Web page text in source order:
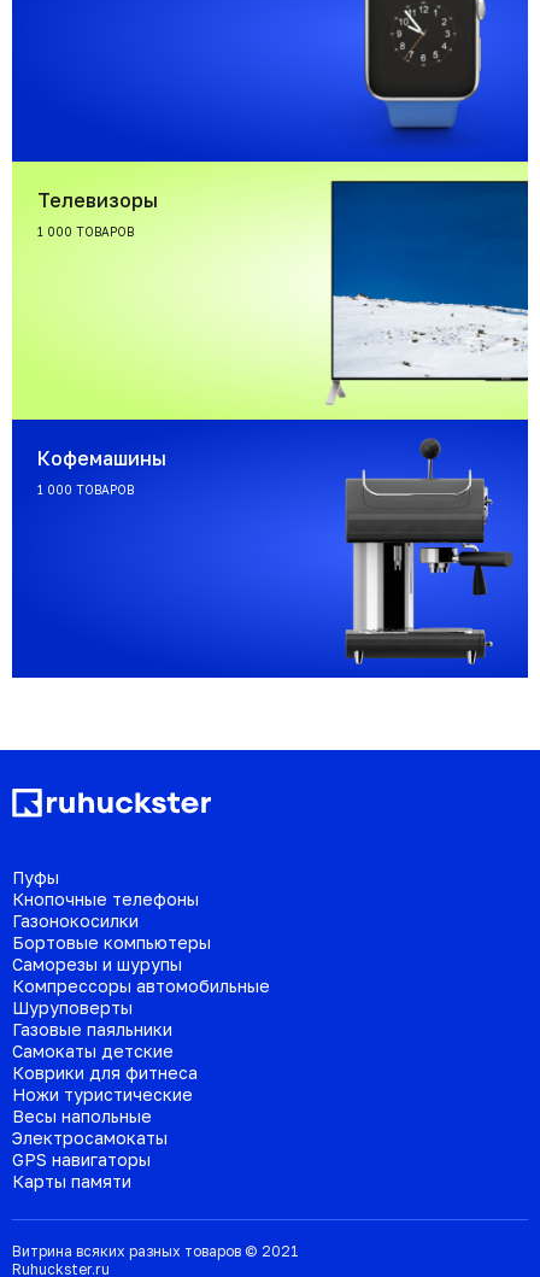
Телевизоры
1 000 ТОВАРОВ
Кофемашины
1 000 ТОВАРОВ
Пуфы
Кнопочные телефоны
Газонокосилки
Бортовые компьютеры
Саморезы и шурупы
Компрессоры автомобильные
Шуруповерты
Газовые паяльники
Самокаты детские
Коврики для фитнеса
Ножи туристические
Весы напольные
Электросамокаты
GPS навигаторы
Карты памяти
Витрина всяких разных товаров © 2021
Ruhuckster.ru